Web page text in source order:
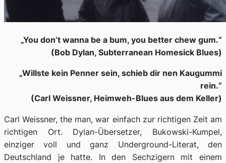
„You don’t wanna be a bum, you better chew gum.“
(Bob Dylan, Subterranean Homesick Blues)
„Willste kein Penner sein, schieb dir nen Kaugummi
rein.“
(Carl Weissner, Heimweh-Blues aus dem Keller)
Carl Weissner,the man, war einfach zur richtigen Zeit am
richtigen Ort. Dylan-Übersetzer, Bukowski-Kumpel,
einziger voll und ganz Underground-Literat, den
Deutschland je hatte. In den Sechzigern mit einem